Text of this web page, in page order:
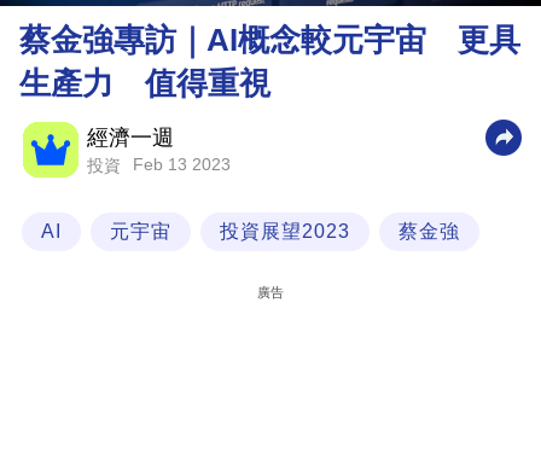
理
財
商
業
科
蔡金強專訪｜AI概念較元宇宙 更具
生產力 值得重視
經濟一週
投資 Feb 13 2023
AI 元宇宙 投資展望2023 蔡金強
廣告